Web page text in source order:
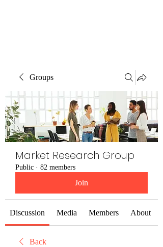
Groups
Market Research Group
Public · 82 members
Join
Discussion Media Members About
Back